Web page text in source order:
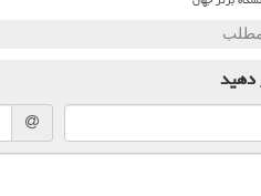
مطلب
دهید